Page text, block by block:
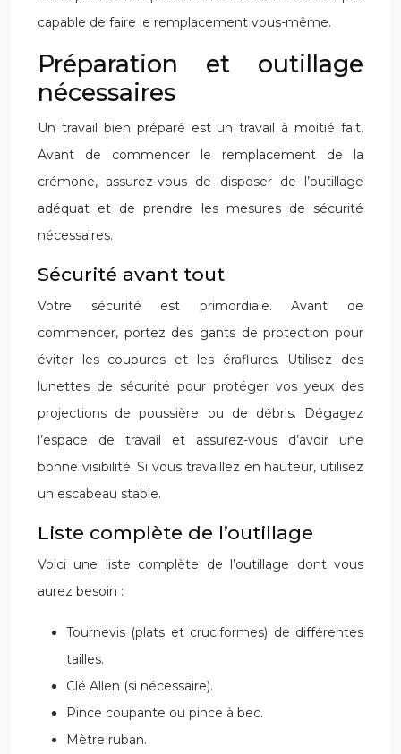
capable de faire le remplacement vous-même.
Préparation et outillage
nécessaires
Un travail bien préparé est un travail à moitié fait.
Avant de commencer le remplacement de la
crémone, assurez-vous de disposer de l’outillage
adéquat et de prendre les mesures de sécurité
nécessaires.
Sécurité avant tout
Votre sécurité est primordiale. Avant de
commencer, portez des gants de protection pour
éviter les coupures et les éraflures. Utilisez des
lunettes de sécurité pour protéger vos yeux des
projections de poussière ou de débris. Dégagez
l’espace de travail et assurez-vous d’avoir une
bonne visibilité. Si vous travaillez en hauteur, utilisez
un escabeau stable.
Liste complète de l’outillage
Voici une liste complète de l’outillage dont vous
aurez besoin :
Tournevis (plats et cruciformes) de différentes
tailles.
Clé Allen (si nécessaire).
Pince coupante ou pince à bec.
Mètre ruban.